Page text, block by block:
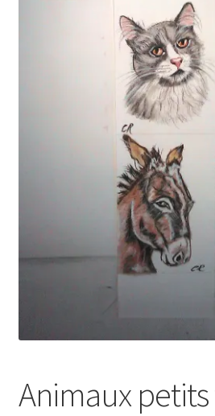
WPMS HTML Sitemap
Animaux